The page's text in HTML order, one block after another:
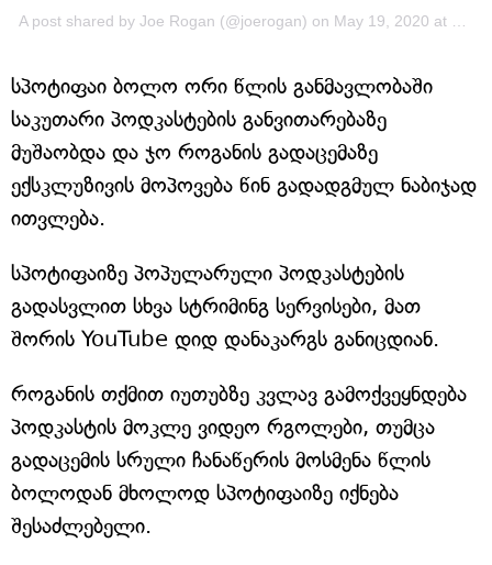
A post shared by Joe Rogan (@joerogan) on May 19, 2020 at 11:30am PDT
სპოტიფაი ბოლო ორი წლის განმავლობაში
საკუთარი პოდკასტების განვითარებაზე
მუშაობდა და ჯო როგანის გადაცემაზე
ექსკლუზივის მოპოვება წინ გადადგმულ ნაბიჯად
ითვლება.
სპოტიფაიზე პოპულარული პოდკასტების
გადასვლით სხვა სტრიმინგ სერვისები, მათ
შორის YouTube დიდ დანაკარგს განიცდიან.
როგანის თქმით იუთუბზე კვლავ გამოქვეყნდება
პოდკასტის მოკლე ვიდეო რგოლები, თუმცა
გადაცემის სრული ჩანაწერის მოსმენა წლის
ბოლოდან მხოლოდ სპოტიფაიზე იქნება
შესაძლებელი.